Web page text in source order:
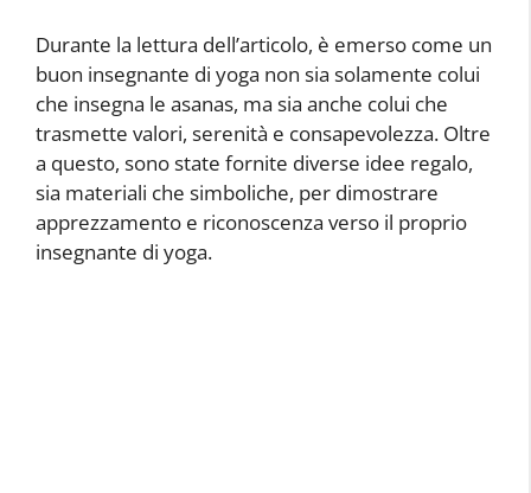
Durante la lettura dell’articolo, è emerso come un
buon insegnante di yoga non sia solamente colui
che insegna le asanas, ma sia anche colui che
trasmette valori, serenità e consapevolezza. Oltre
a questo, sono state fornite diverse idee regalo,
sia materiali che simboliche, per dimostrare
apprezzamento e riconoscenza verso il proprio
insegnante di yoga.